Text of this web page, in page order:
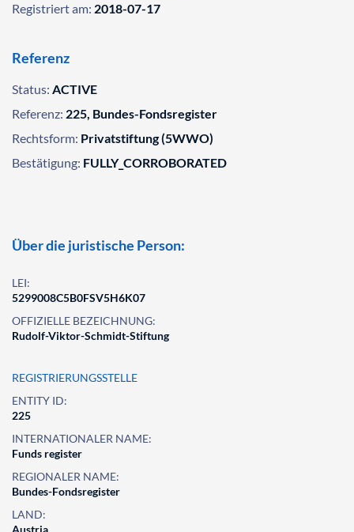
Registriert am: 2018-07-17
Referenz
Status: ACTIVE
Referenz: 225, Bundes-Fondsregister
Rechtsform: Privatstiftung (5WWO)
Bestätigung: FULLY_CORROBORATED
Über die juristische Person:
LEI:
5299008C5B0FSV5H6K07
OFFIZIELLE BEZEICHNUNG:
Rudolf-Viktor-Schmidt-Stiftung
REGISTRIERUNGSSTELLE
ENTITY ID:
225
INTERNATIONALER NAME:
Funds register
REGIONALER NAME:
Bundes-Fondsregister
LAND:
Austria